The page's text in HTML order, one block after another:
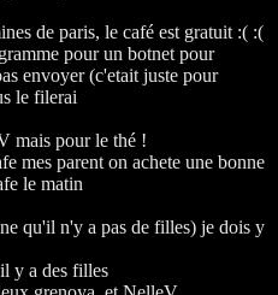
de paris, le café est gratuit :( :(
pour un botnet pour
envoyer (c'etait juste pour
le filerai
mais pour le thé !
mes parent on achete une bonne
le matin
qu'il n'y a pas de filles) je dois y
y a des filles